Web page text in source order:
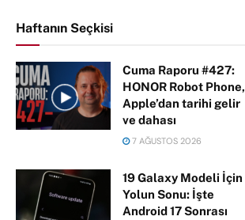
Haftanın Seçkisi
Cuma Raporu #427:
HONOR Robot Phone,
Apple’dan tarihi gelir
ve dahası
7 AĞUSTOS 2026
19 Galaxy Modeli İçin
Yolun Sonu: İşte
Android 17 Sonrası